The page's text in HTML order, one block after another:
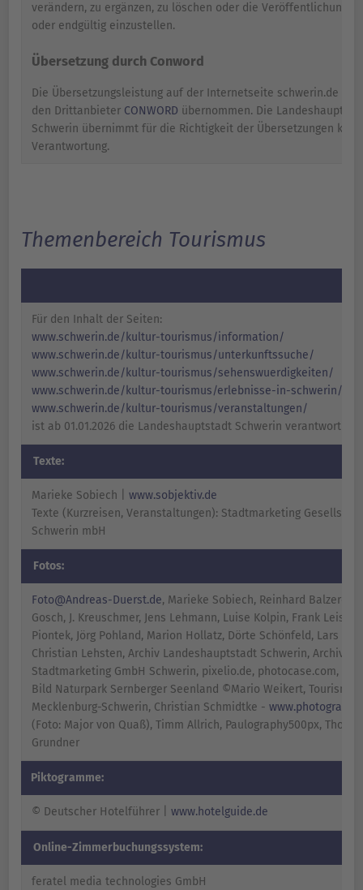
verändern, zu ergänzen, zu löschen oder die Veröffentlichung
oder endgültig einzustellen.
Übersetzung durch Conword
Die Übersetzungsleistung auf der Internetseite schwerin.de
den Drittanbieter CONWORD übernommen. Die
Schwerin übernimmt für die Richtigkeit der Übersetzungen
Verantwortung.
Themenbereich Tourismus
Für den Inhalt der Seiten:
www.schwerin.de/kultur-tourismus/information/
www.schwerin.de/kultur-tourismus/unterkunftssuche/
www.schwerin.de/kultur-tourismus/sehenswuerdigkeiten/
www.schwerin.de/kultur-tourismus/erlebnisse-in-schwerin/
www.schwerin.de/kultur-tourismus/veranstaltungen/
ist ab 01.01.2026 die Landeshauptstadt Schwerin verantwortlich.
Texte:
Marieke Sobiech | www.sobjektiv.de
Texte (Kurzreisen, Veranstaltungen): Stadtmarketing
Schwerin mbH
Fotos:
Foto@Andreas-Duerst.de, Marieke Sobiech, Reinhard Balzerek,
Gosch, J. Kreuschmer, Jens Lehmann, Luise Kolpin, Frank
Piontek, Jörg Pohland, Marion Hollatz, Dörte Schönfeld, Lars
Christian Lehsten, Archiv Landeshauptstadt Schwerin, Archiv
Stadtmarketing GmbH Schwerin, pixelio.de, photocase.com,
Bild Naturpark Sernberger Seenland ©Mario Weikert,
Mecklenburg-Schwerin, Christian Schmidtke -
(Foto: Major von Quaß), Timm Allrich, Paulography500px,
Grundner
Piktogramme:
© Deutscher Hotelführer | www.hotelguide.de
Online-Zimmerbuchungssystem:
feratel media technologies GmbH